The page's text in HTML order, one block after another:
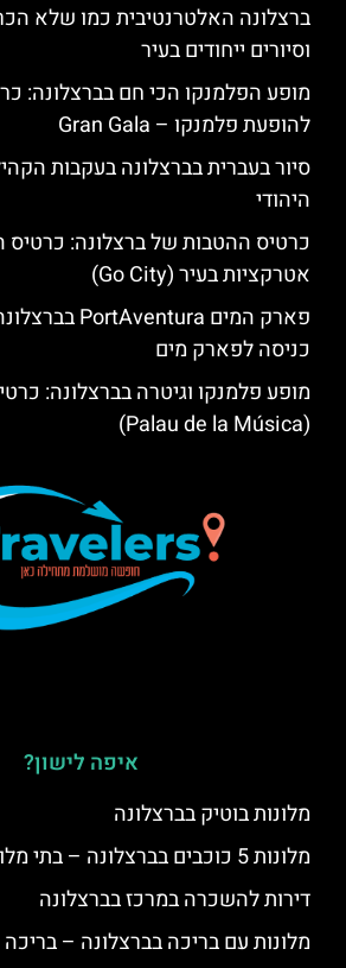
ברצלונה האלטרנטיבית כמו שלא
וסיורים ייחודים בעיר
מופע הפלמנקו הכי חם בברצלונה:
להופעת פלמנקו – Gran Gala
סיור בעברית בברצלונה בעקבות
היהודי
כרטיס ההטבות של ברצלונה: כרטיס
אטרקציות בעיר (Go City)
כניסה לפארק מים
מופע פלמנקו וגיטרה בברצלונה:
(Palau de la Música)
איפה לישון?
מלונות בוטיק בברצלונה
מלונות 5 כוכבים בברצלונה – בתי מלון יוקרתיים
דירות להשכרה במרכז בברצלונה
מלונות עם בריכה בברצלונה –